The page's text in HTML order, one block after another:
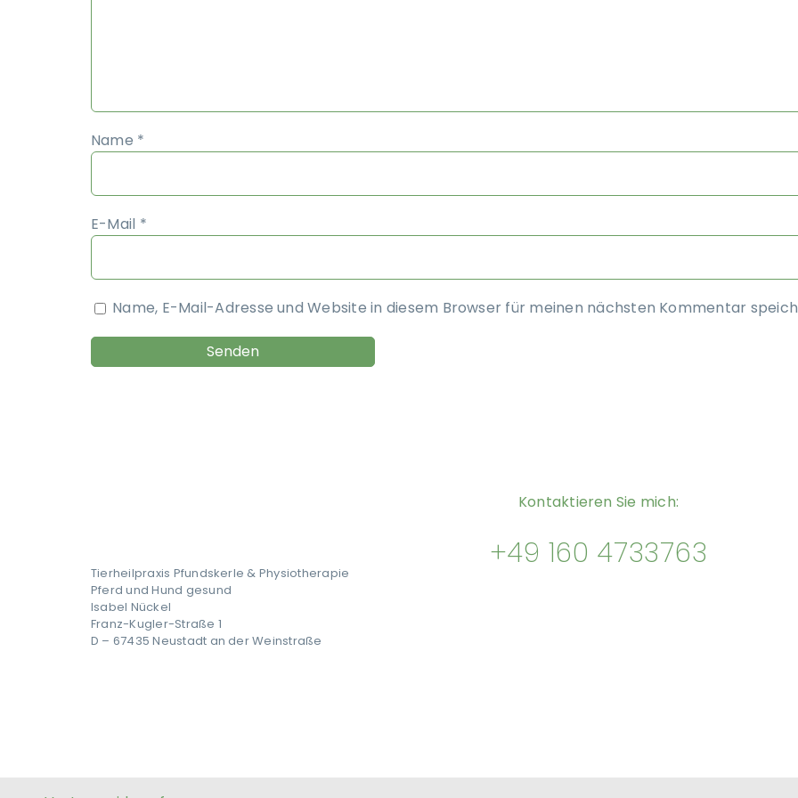
Name *
E-Mail *
Name, E-Mail-Adresse und Website in diesem Browser für meinen nächsten Kommentar
Tierheilpraxis Pfundskerle & Physiotherapie
Pferd und Hund gesund
Isabel Nückel
Franz-Kugler-Straße 1
D – 67435 Neustadt an der Weinstraße
Kontaktieren Sie mich:
+49 160 4733763